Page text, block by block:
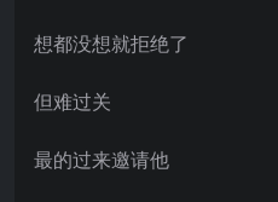
想都没想就拒绝了
但难过关
最的过来邀请他